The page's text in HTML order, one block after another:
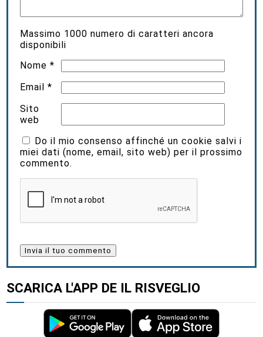
Massimo 1000 numero di caratteri ancora
disponibili
Nome*
Email*
Sito
web
Do il mio consenso affinché un cookie salvi i
miei dati (nome, email, sito web) per il prossimo
commento.
SCARICA L'APP DE IL RISVEGLIO